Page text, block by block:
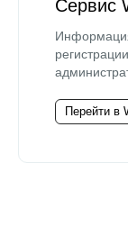
Сервис
Перейти в